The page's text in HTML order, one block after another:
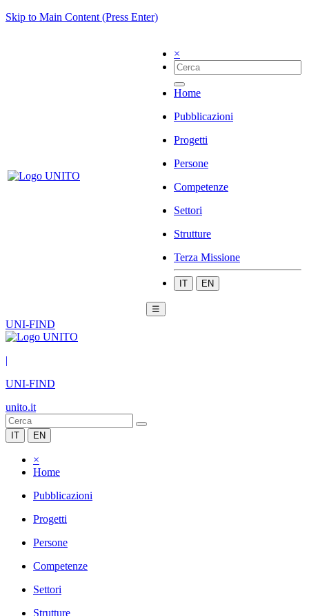
Skip to Main Content (Press Enter)
×
Home
Pubblicazioni
Progetti
Persone
Competenze
Settori
Strutture
Terza Missione
IT EN
☰
UNI-FIND
|
UNI-FIND
unito.it
IT EN
×
Home
Pubblicazioni
Progetti
Persone
Competenze
Settori
Strutture